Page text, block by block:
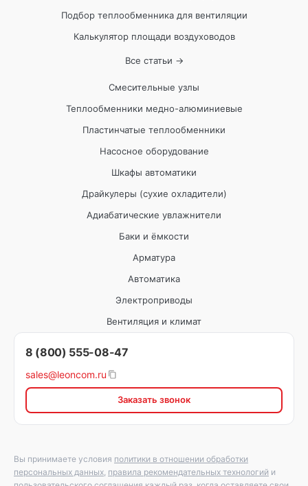
Подбор теплообменника для вентиляции
Калькулятор площади воздуховодов
Все статьи →
Смесительные узлы
Теплообменники медно-алюминиевые
Пластинчатые теплообменники
Насосное оборудование
Шкафы автоматики
Драйкулеры (сухие охладители)
Адиабатические увлажнители
Баки и ёмкости
Арматура
Автоматика
Электроприводы
Вентиляция и климат
8 (800) 555-08-47
sales@leoncom.ru
Заказать звонок
Вы принимаете условия политики в отношении обработки
персональных данных правила рекомендательных технологий и